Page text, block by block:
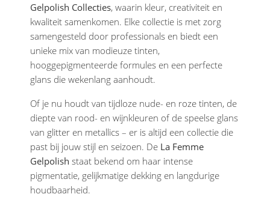
Gelpolish Collecties, waarin kleur, creativiteit en
kwaliteit samenkomen. Elke collectie is met zorg
samengesteld door professionals en biedt een
unieke mix van modieuze tinten,
hooggepigmenteerde formules en een perfecte
glans die wekenlang aanhoudt.
Of je nu houdt van tijdloze nude- en roze tinten, de
diepte van rood- en wijnkleuren of de speelse glans
van glitter en metallics – er is altijd een collectie die
past bij jouw stijl en seizoen. De La Femme
Gelpolish staat bekend om haar intense
pigmentatie, gelijkmatige dekking en langdurige
houdbaarheid.